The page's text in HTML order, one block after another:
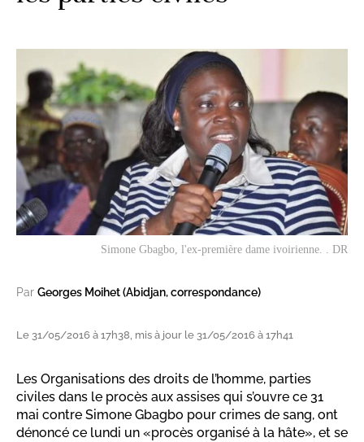
Simone Gbagbo, l'ex-première dame ivoirienne. . DR
Par Georges Moihet (Abidjan, correspondance)
Le 31/05/2016 à 17h38, mis à jour le 31/05/2016 à 17h41
Les Organisations des droits de l’homme, parties
civiles dans le procès aux assises qui s’ouvre ce 31
mai contre Simone Gbagbo pour crimes de sang, ont
dénoncé ce lundi un «procès organisé à la hâte», et se